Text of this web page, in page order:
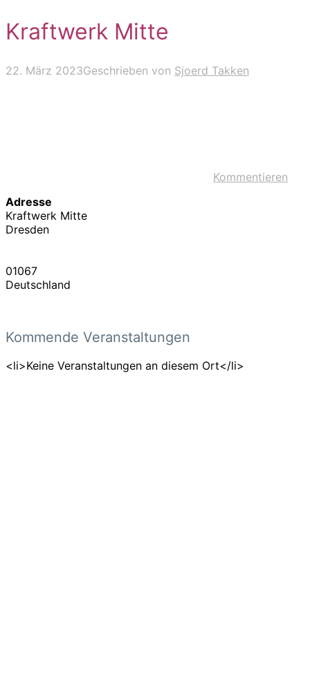
Kraftwerk Mitte
22. März 2023Geschrieben von Sjoerd Takken
Kommentieren
Adresse
Kraftwerk Mitte
Dresden
01067
Deutschland
Kommende Veranstaltungen
<li>Keine Veranstaltungen an diesem Ort</li>